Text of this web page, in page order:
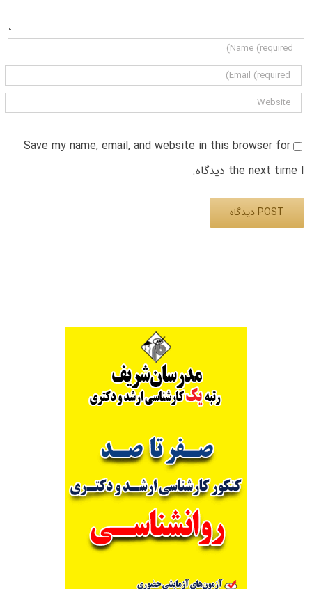
Save my name, email, and website in this browser for
the next time I دیدگاه.